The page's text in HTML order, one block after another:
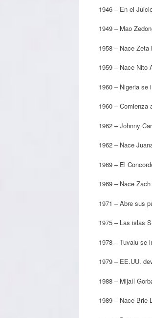
1946 – En el
1949 – Mao
1958 – Nace
1959 – Nace Nito
1960 – Nigeria se
1960 – Comienza
1962 – Johnny
1962 – Nace
1969 – El
1969 – Nace
1971 – Abre sus
1975 – Las islas
1978 – Tuvalu se
1979 – EE.UU.
1988 – Mijaíl
1989 – Nace Brie